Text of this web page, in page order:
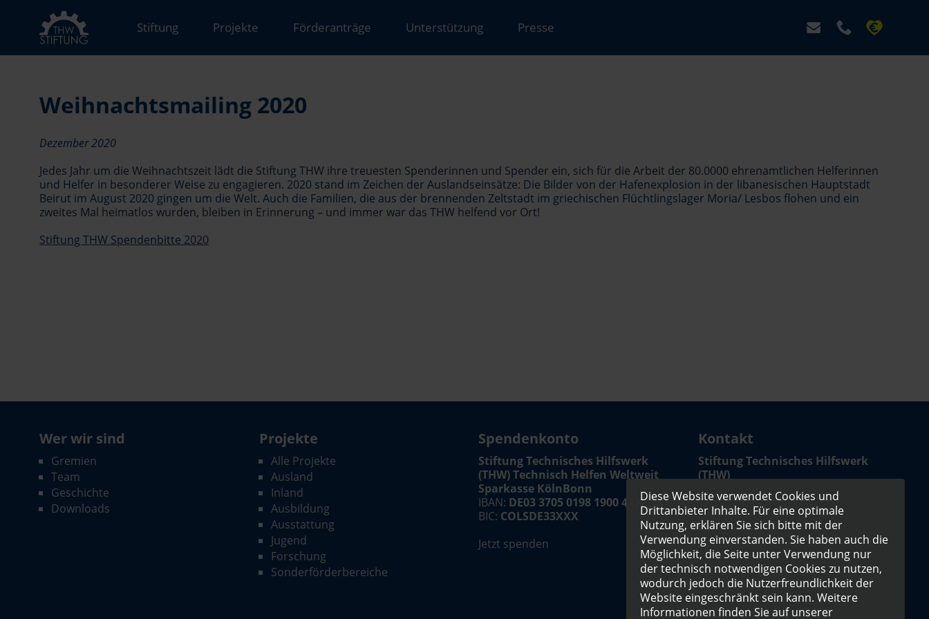
Stiftung Projekte Förderanträge Unterstützung Presse
Weihnachtsmailing 2020
Dezember 2020
Jedes Jahr um die Weihnachtszeit lädt die Stiftung THW ihre treuesten Spenderinnen und Spender ein, sich für die Arbeit der 80.0000 ehrenamtlichen Helferinnen
und Helfer in besonderer Weise zu engagieren. 2020 stand im Zeichen der Auslandseinsätze: Die Bilder von der Hafenexplosion in der libanesischen Hauptstadt
Beirut im August 2020 gingen um die Welt. Auch die Familien, die aus der brennenden Zeltstadt im griechischen Flüchtlingslager Moria/ Lesbos flohen und ein
zweites Mal heimatlos wurden, bleiben in Erinnerung – und immer war das THW helfend vor Ort!
Stiftung THW Spendenbitte 2020
Wer wir sind
Gremien
Team
Geschichte
Downloads
Projekte
Alle Projekte
Ausland
Inland
Ausbildung
Ausstattung
Jugend
Forschung
Sonderförderbereiche
Spendenkonto
Stiftung Technisches Hilfswerk
(THW) Technisch Helfen Weltweit
Sparkasse KölnBonn
IBAN: DE03 3705 0198 1900 4433 73
BIC: COLSDE33XXX
Jetzt spenden
Kontakt
Stiftung Technisches Hilfswerk
(THW)
Geschäftsstelle
Dr. Cornelia Lawrenz
Friedrichstr. 130b
10117 Berlin
Telefon: +49 (0)30 - 288769825
Fax: +49 (0)30 - 288769829
E-Mail:info@stiftung-thw.de
Diese Website verwendet Cookies und
Drittanbieter Inhalte. Für eine optimale
Nutzung, erklären Sie sich bitte mit der
Verwendung einverstanden. Sie haben auch die
Möglichkeit, die Seite unter Verwendung nur
der technisch notwendigen Cookies zu nutzen,
wodurch jedoch die Nutzerfreundlichkeit der
Website eingeschränkt sein kann. Weitere
Informationen finden Sie auf unserer